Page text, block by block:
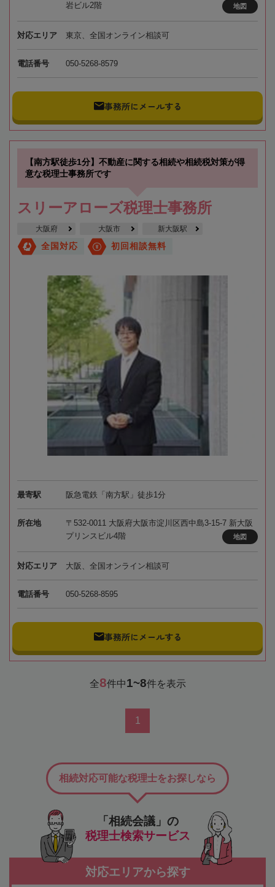
岩ビル2階
地図
対応エリア 東京、全国オンライン相談可
電話番号 050-5268-8579
事務所にメールする
【南方駅徒歩1分】不動産に関する相続や相続税対策が得
意な税理士事務所です
スリーアローズ税理士事務所
大阪府 大阪市 新大阪駅
全国対応 初回相談無料
最寄駅 阪急電鉄「南方駅」徒歩1分
所在地
〒532-0011 大阪府大阪市淀川区西中島3-15-7 新大阪
プリンスビル4階
地図
対応エリア 大阪、全国オンライン相談可
電話番号 050-5268-8595
事務所にメールする
全8件中1~8件を表示
1
「相続会議」の
税理士検索サービス
相続対応可能な税理士をお探しなら
対応エリアから探す